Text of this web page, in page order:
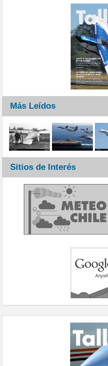
Más Leídos
Sitios de Interés